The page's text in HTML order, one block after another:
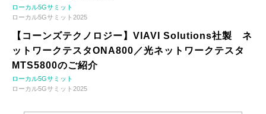
ローカル5Gサミット
ローカル5Gサミット2025
【コーンズテクノロジー】VIAVI Solutions社製 ネ
ットワークテスタONA800／光ネットワークテスタ
MTS5800のご紹介
ローカル5Gサミット
ローカル5Gサミット2025